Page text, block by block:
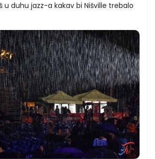
u duhu jazz-a kakav bi Nišville trebalo